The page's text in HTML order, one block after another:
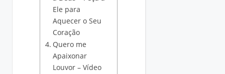
Ele para
Aquecer o Seu
Coração
Quero me
Apaixonar
Louvor – Vídeo